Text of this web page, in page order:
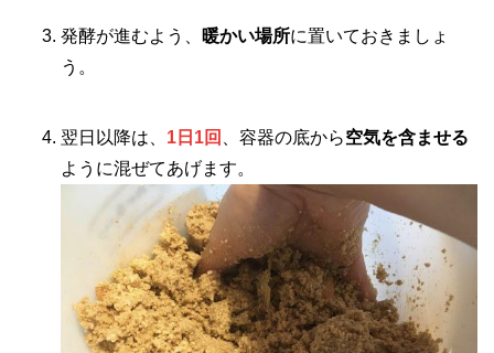
発酵が進むよう、 暖かい場所に置いておきましょ
う。
翌日以降は、 1日1回 、容器の底から空気を含ませる
ように混ぜてあげます。